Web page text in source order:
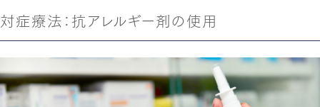
対症療法：抗アレルギー剤の使用